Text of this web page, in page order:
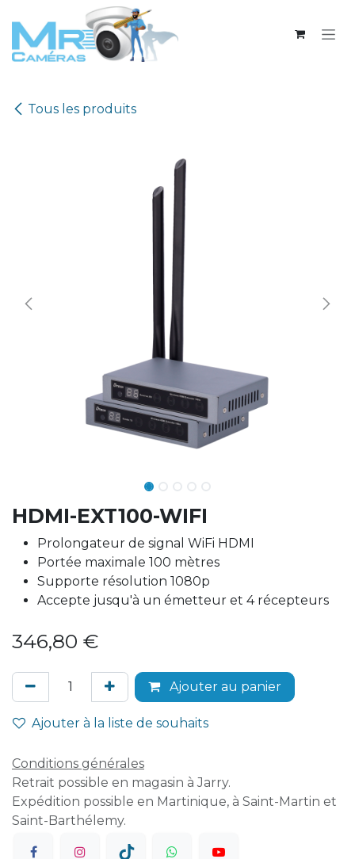
Se rendre au contenu
Tous les produits
HDMI-EXT100-WIFI
Prolongateur de signal WiFi HDMI
Portée maximale 100 mètres
Supporte résolution 1080p
Accepte jusqu'à un émetteur et 4 récepteurs
346,80 €
Ajouter au panier
Ajouter à la liste de souhaits
Conditions générales
Retrait possible en magasin à Jarry.
Expédition possible en Martinique, à Saint-Martin et
Saint-Barthélemy.